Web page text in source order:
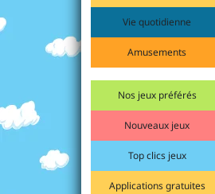
Vie quotidienne
Amusements
Nos jeux préférés
Nouveaux jeux
Top clics jeux
Applications gratuites